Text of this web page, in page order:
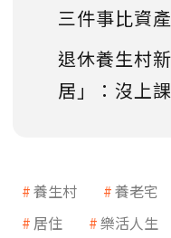
三件事比資
退休養生村
居」：沒上
養生村 養老宅
居住
樂活人生